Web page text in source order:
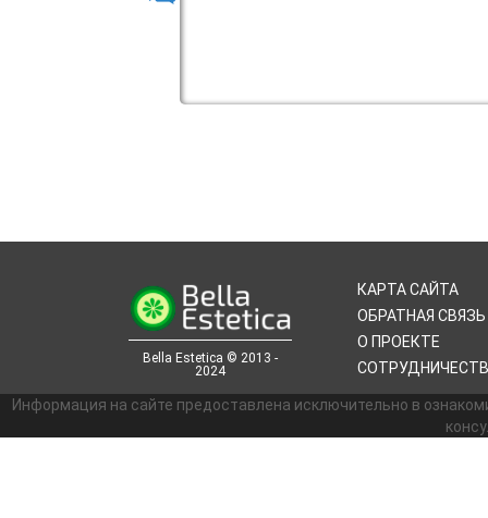
Bella Estetica © 2013 -
2024
КАРТА САЙТА
ОБРАТНАЯ СВЯЗЬ
О ПРОЕКТЕ
Информация на сайте предоставлена исключительно в